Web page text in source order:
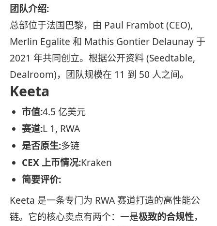
团队介绍:
总部位于法国巴黎，由 Paul Frambot (CEO),
Merlin Egalite 和 Mathis Gontier Delaunay 于
2021 年共同创立。根据公开资料 (Seedtable,
Dealroom)，团队规模在 11 到 50 人之间。
Keeta
市值:4.5 亿美元
赛道:L 1, RWA
是否原生:多链
CEX 上币情况:Kraken
简要评价:
Keeta 是一条专门为 RWA 赛道打造的高性能公
链。它的核心卖点有两个：一是极致的合规性，